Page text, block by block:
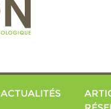
ACTUALITÉS